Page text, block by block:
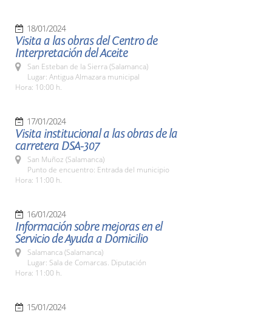
18/01/2024
Visita a las obras del Centro de
Interpretación del Aceite
San Esteban de la Sierra (Salamanca)
Lugar: Antigua Almazara municipal
Hora: 10:00 h.
17/01/2024
Visita institucional a las obras de la
carretera DSA-307
San Muñoz (Salamanca)
Punto de encuentro: Entrada del municipio
Hora: 11:00 h.
16/01/2024
Información sobre mejoras en el
Servicio de Ayuda a Domicilio
Salamanca (Salamanca)
Lugar: Sala de Comarcas. Diputación
Hora: 11:00 h.
15/01/2024